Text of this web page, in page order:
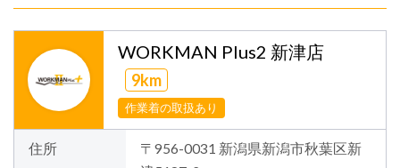
WORKMAN Plus2 新津店
9km
作業着の取扱あり
住所
〒956-0031 新潟県新潟市秋葉区新